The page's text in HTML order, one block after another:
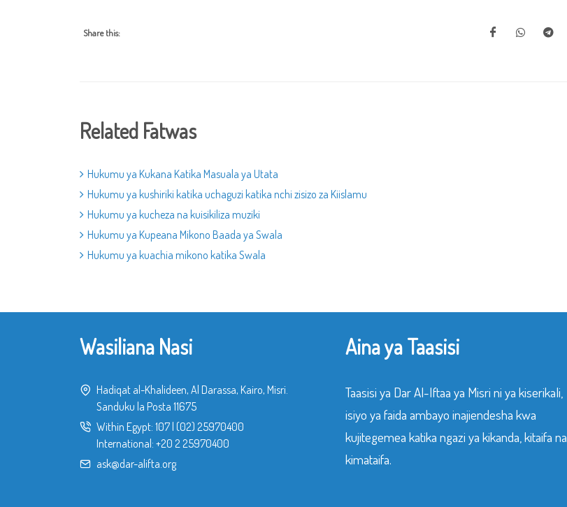
Share this:
Related Fatwas
Hukumu ya Kukana Katika Masuala ya Utata
Hukumu ya kushiriki katika uchaguzi katika nchi zisizo za Kiislamu
Hukumu ya kucheza na kuisikiliza muziki
Hukumu ya Kupeana Mikono Baada ya Swala
Hukumu ya kuachia mikono katika Swala
Wasiliana Nasi
Hadiqat al-Khalideen, Al Darassa, Kairo, Misri.
Sanduku la Posta 11675
Within Egypt: 107 (02) 25970400
International: +20 2 25970400
ask@dar-alifta.org
Aina ya Taasisi
Taasisi ya Dar Al-Iftaa ya Misri ni ya kiserikali,
isiyo ya faida ambayo inajiendesha kwa
kujitegemea katika ngazi ya kikanda, kitaifa na
kimataifa.